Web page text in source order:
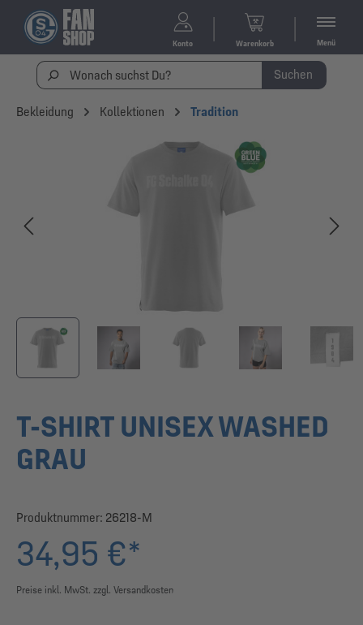
Konto Warenkorb Menü
Suchen
Bekleidung Kollektionen Tradition
T-SHIRT UNISEX WASHED
GRAU
Produktnummer: 26218-M
34,95 €*
Preise inkl. MwSt. zzgl. Versandkosten